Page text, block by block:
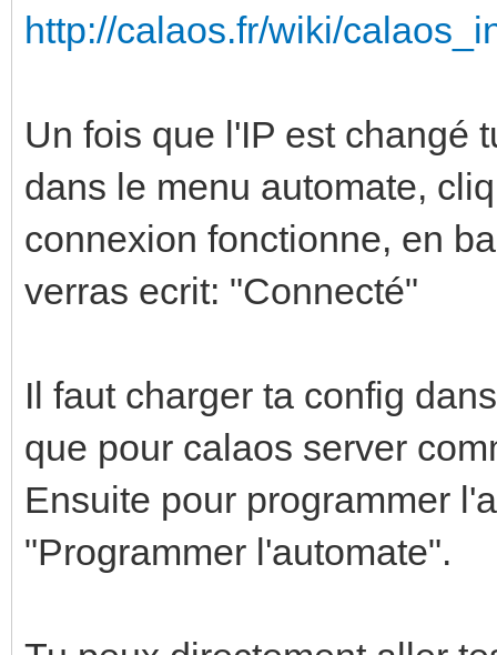
http://calaos.fr/wiki/
Un fois que l'IP est changé
dans le menu automate,
connexion fonctionne, en
verras ecrit: "Connecté"
Il faut charger ta config
que pour calaos server
Ensuite pour programmer
"Programmer l'automate".